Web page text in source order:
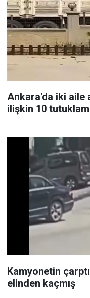
Ankara'da iki aile
ilişkin 10
Kamyonetin
elinden kaçmış